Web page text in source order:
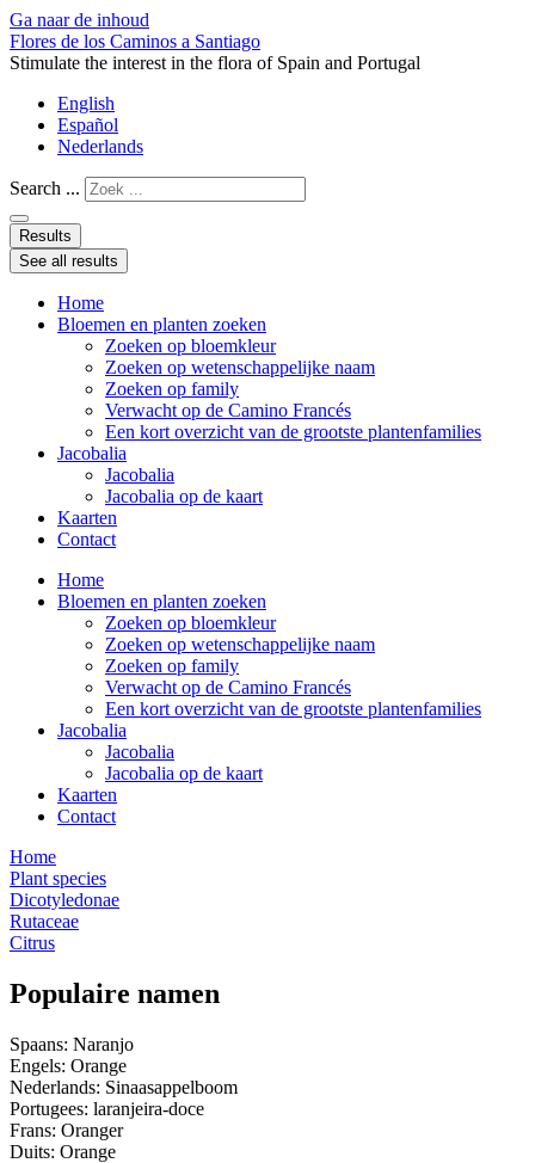
Ga naar de inhoud
Flores de los Caminos a Santiago
Stimulate the interest in the flora of Spain and Portugal
English
Español
Nederlands
Search ...
Results
See all results
Home
Bloemen en planten zoeken
Zoeken op bloemkleur
Zoeken op wetenschappelijke naam
Zoeken op family
Verwacht op de Camino Francés
Een kort overzicht van de grootste plantenfamilies
Jacobalia
Jacobalia
Jacobalia op de kaart
Kaarten
Contact
Home
Bloemen en planten zoeken
Zoeken op bloemkleur
Zoeken op wetenschappelijke naam
Zoeken op family
Verwacht op de Camino Francés
Een kort overzicht van de grootste plantenfamilies
Jacobalia
Jacobalia
Jacobalia op de kaart
Kaarten
Contact
Home
Plant species
Dicotyledonae
Rutaceae
Citrus
Populaire namen
Spaans: Naranjo
Engels: Orange
Nederlands: Sinaasappelboom
Portugees: laranjeira-doce
Frans: Oranger
Duits: Orange